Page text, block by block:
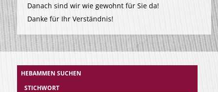
Danach sind wir wie gewohnt für Sie da!
Danke für Ihr Verständnis!
HEBAMMEN SUCHEN
STICHWORT